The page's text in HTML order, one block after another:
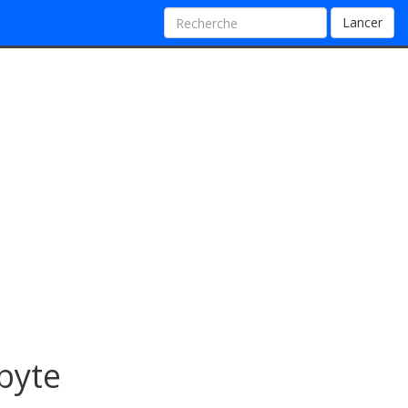
Lancer